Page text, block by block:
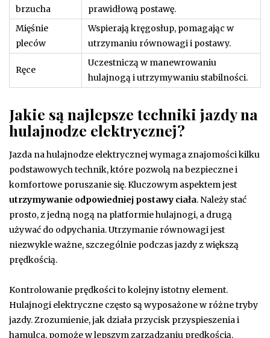
brzucha
prawidłową postawę.
Mięśnie
pleców
Wspierają kręgosłup, pomagając w
utrzymaniu równowagi i postawy.
Ręce
Uczestniczą w manewrowaniu
hulajnogą i utrzymywaniu stabilności.
Jakie są najlepsze techniki jazdy na
hulajnodze elektrycznej?
Jazda na hulajnodze elektrycznej wymaga znajomości kilku
podstawowych technik, które pozwolą na bezpieczne i
komfortowe poruszanie się. Kluczowym aspektem jest
utrzymywanie odpowiedniej postawy ciała. Należy stać
prosto, z jedną nogą na platformie hulajnogi, a drugą
używać do odpychania. Utrzymanie równowagi jest
niezwykle ważne, szczególnie podczas jazdy z większą
prędkością.
Kontrolowanie prędkości to kolejny istotny element.
Hulajnogi elektryczne często są wyposażone w różne tryby
jazdy. Zrozumienie, jak działa przycisk przyspieszenia i
hamulca, pomoże w lepszym zarządzaniu prędkością.